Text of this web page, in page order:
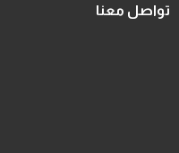
تواصل معنا